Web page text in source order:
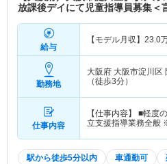
放課後デイにて児童指導員募集＜
給与
【モデル月収】 23.0
勤務地
大阪府 大阪市淀川区
（徒歩3分）
仕事内容
【仕事内容】 ■軽度
駅から徒歩5分以内 車通勤可